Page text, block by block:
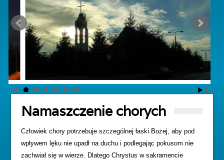
Namaszczenie chorych
Człowiek chory potrzebuje szczególnej łaski Bożej, aby pod
wpływem lęku nie upadł na duchu i podlegając pokusom nie
zachwiał się w wierze. Dlatego Chrystus w sakramencie